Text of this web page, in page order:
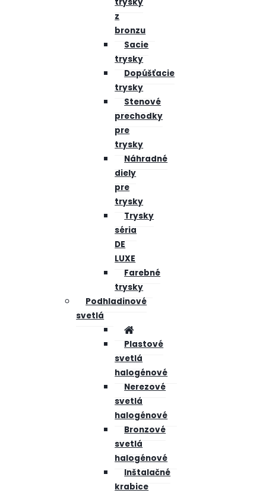
z
bronzu
Sacie
trysky
Dopúšťacie
trysky
Stenové
prechodky
pre
trysky
Náhradné
diely
pre
trysky
Trysky
séria
DE
LUXE
Farebné
trysky
Podhladinové
svetlá
Plastové
svetlá
halogénové
Nerezové
svetlá
halogénové
Bronzové
svetlá
halogénové
Inštalačné
krabice